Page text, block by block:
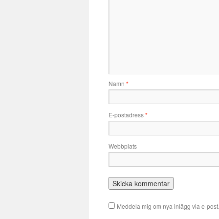
Namn *
E-postadress*
Webbplats
Meddela mig om nya inlägg via e-post.